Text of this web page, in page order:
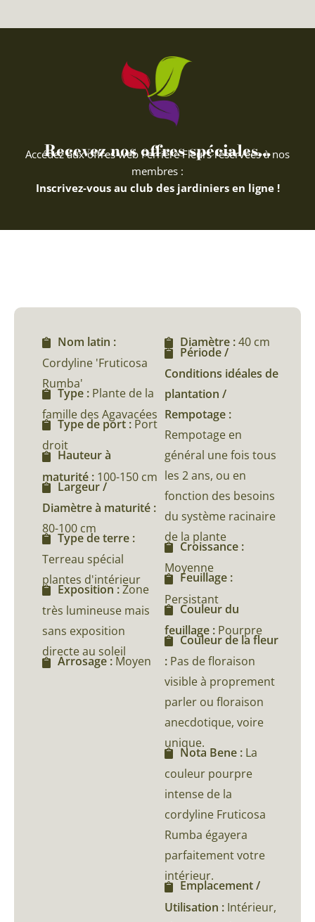
Recevez nos offres spéciales...
Accédez aux offres web Ferriere Fleurs réservées à nos
membres :
Inscrivez-vous au club des jardiniers en ligne !
Nom latin :
Cordyline 'Fruticosa
Rumba'
Type : Plante de la
famille des Agavacées
Type de port : Port
droit
Hauteur à
maturité : 100-150 cm
Largeur /
Diamètre à maturité :
80-100 cm
Type de terre :
Terreau spécial
plantes d'intérieur
Exposition :Zone
très lumineuse mais
sans exposition
directe au soleil
Arrosage : Moyen
Diamètre :40 cm
Période /
Conditions idéales de
plantation /
Rempotage :
Rempotage en
général une fois tous
les 2 ans, ou en
fonction des besoins
du système racinaire
de la plante
Croissance :
Moyenne
Feuillage :
Persistant
Couleur du
feuillage : Pourpre
Couleur de la fleur
: Pas de floraison
visible à proprement
parler ou floraison
anecdotique, voire
unique.
Nota Bene : La
couleur pourpre
intense de la
cordyline Fruticosa
Rumba égayera
parfaitement votre
intérieur.
Emplacement /
Utilisation : Intérieur,